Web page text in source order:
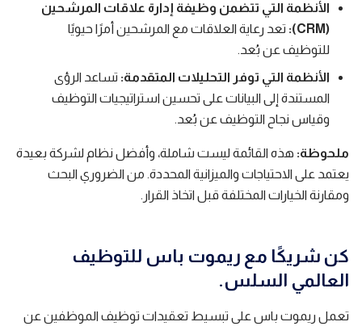
الأنظمة التي تتضمن وظيفة إدارة علاقات المرشحين
(CRM):
تعد رعاية العلاقات مع المرشحين أمرًا حيويًا
للتوظيف عن بُعد.
الأنظمة التي توفر التحليلات المتقدمة: تساعد الرؤى
المستندة إلى البيانات على تحسين استراتيجيات التوظيف
وقياس نجاح التوظيف عن بُعد.
ملحوظة: هذه القائمة ليست شاملة، وأفضل نظام لشركة بعيدة
يعتمد على الاحتياجات والميزانية المحددة. من الضروري البحث
ومقارنة الخيارات المختلفة قبل اتخاذ القرار.
كن شريكًا مع ريموت باس للتوظيف
العالمي السلس.
تعمل ريموت باس على تبسيط تعقيدات توظيف الموظفين عن